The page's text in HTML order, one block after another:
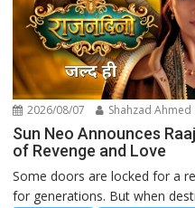
2026/08/07 Shahzad Ahmed
Sun Neo Announces
of Revenge and Love
Some doors are locked for a
for generations. But when